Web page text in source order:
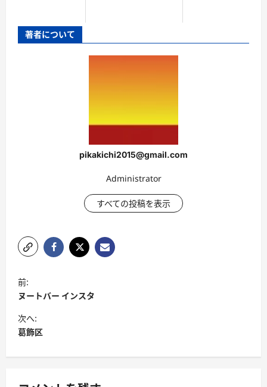
著者について
pikakichi2015@gmail.com
Administrator
すべての投稿を表示
投
稿
ナ
ビ
前:
ヌートバー インスタ
次へ:
葛飾区